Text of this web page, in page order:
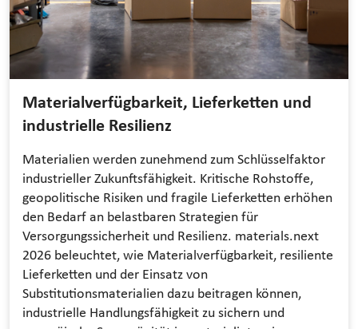
Materialverfügbarkeit, Lieferketten und
industrielle Resilienz
Materialien werden zunehmend zum Schlüsselfaktor
industrieller Zukunftsfähigkeit. Kritische Rohstoffe,
geopolitische Risiken und fragile Lieferketten erhöhen
den Bedarf an belastbaren Strategien für
Versorgungssicherheit und Resilienz. materials.next
2026 beleuchtet, wie Materialverfügbarkeit, resiliente
Lieferketten und der Einsatz von
Substitutionsmaterialien dazu beitragen können,
industrielle Handlungsfähigkeit zu sichern und